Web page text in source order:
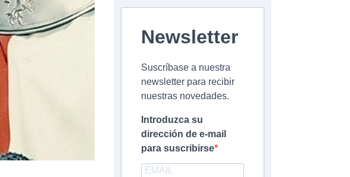
Newsletter
Suscríbase a nuestra
newsletter para recibir
nuestras novedades.
Introduzca su
dirección de e-mail
para suscribirse